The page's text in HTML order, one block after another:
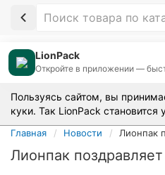
LionPack
Пользуясь сайтом, вы
куки. Так LionPack становится
Главная Новости Лионпак
Лионпак